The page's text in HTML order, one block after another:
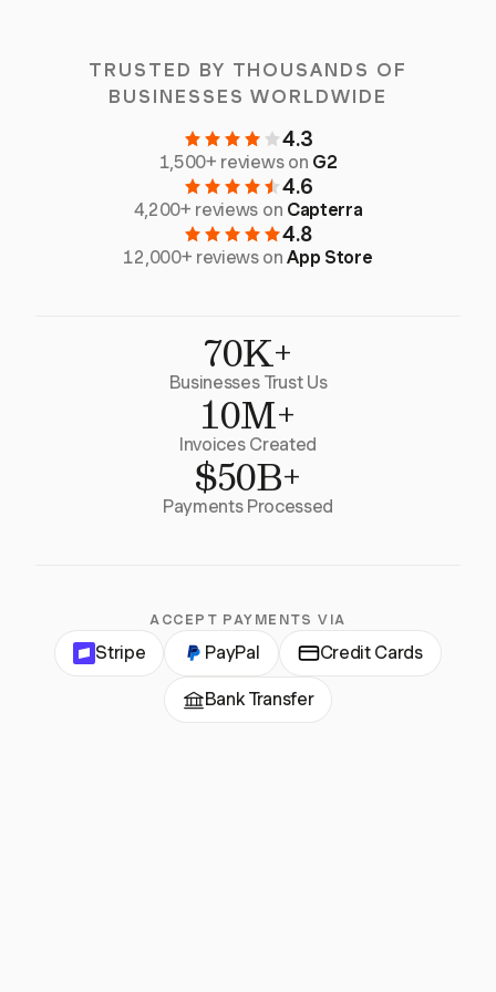
TRUSTED BY THOUSANDS OF
BUSINESSES WORLDWIDE
4.3
1,500+ reviews on G2
4.6
4,200+ reviews on Capterra
4.8
12,000+ reviews onApp Store
70K+
Businesses Trust Us
10M+
Invoices Created
$50B+
Payments Processed
ACCEPT PAYMENTS VIA
Stripe PayPal Credit Cards
Bank Transfer